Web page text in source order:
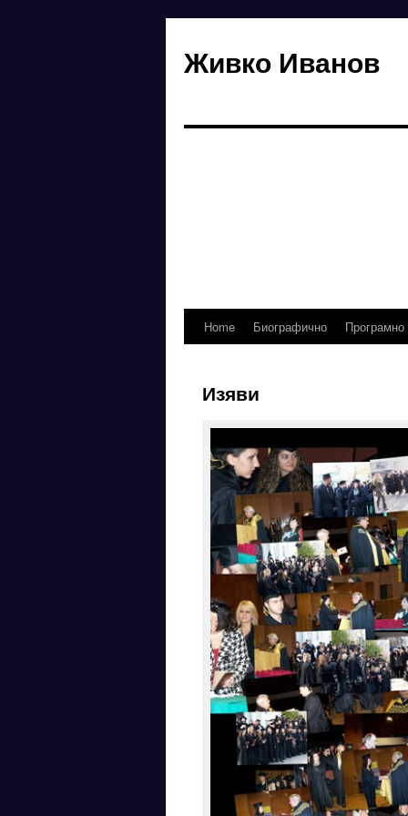
Живко Иванов
Skip
content
Home Биографично Програмно
Изяви